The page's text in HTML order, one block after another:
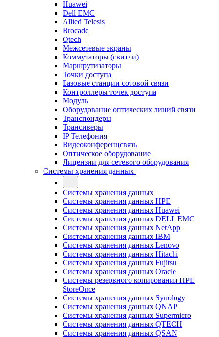
Huawei
Dell EMC
Allied Telesis
Brocade
Qtech
Межсетевые экраны
Коммутаторы (свитчи)
Маршрутизаторы
Точки доступа
Базовые станции сотовой связи
Контроллеры точек доступа
Модуль
Оборудование оптических линий связи
Транспондеры
Трансиверы
IP Телефония
Видеоконференцсвязь
Оптическое оборудование
Лицензии для сетевого оборудования
Системы хранения данных
Системы хранения данных
Системы хранения данных HPE
Системы хранения данных Huawei
Системы хранения данных DELL EMC
Cистемы хранения данных NetApp
Системы хранения данных IBM
Системы хранения данных Lenovo
Системы хранения данных Hitachi
Системы хранения данных Fujitsu
Системы хранения данных Oracle
Системы резервного копирования HPE
StoreOnce
Системы хранения данных Synology
Системы хранения данных QNAP
Системы хранения данных Supermicro
Системы хранения данных QTECH
Системы хранения данных QSAN